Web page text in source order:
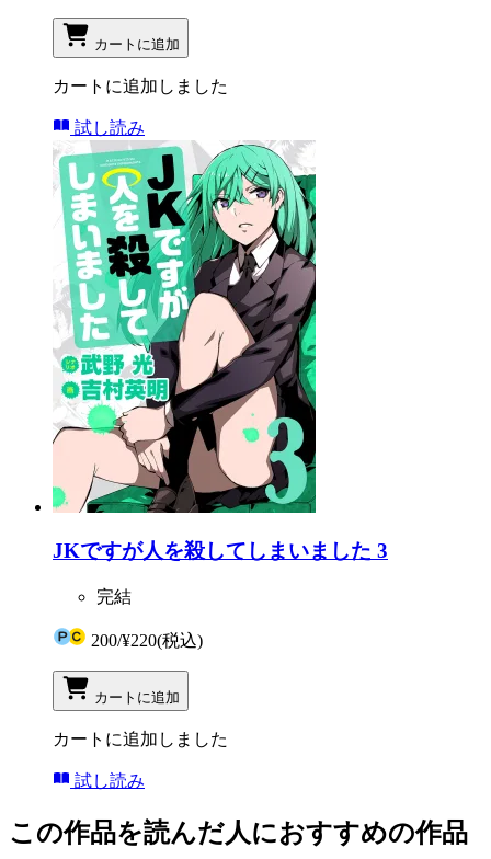
カートに追加
カートに追加しました
試し読み
JKですが人を殺してしまいました 3
完結
200/¥220(税込)
カートに追加
カートに追加しました
試し読み
この作品を読んだ人におすすめの作品